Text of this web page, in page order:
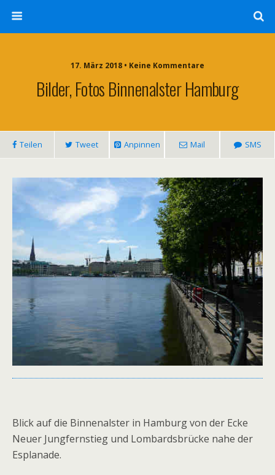
17. März 2018 • Keine Kommentare
Bilder, Fotos Binnenalster Hamburg
Teilen Tweet Anpinnen Mail SMS
Blick auf die Binnenalster in Hamburg von der Ecke
Neuer Jungfernstieg und Lombardsbrücke nahe der
Esplanade.